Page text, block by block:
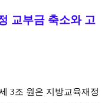
교부금 축소와 고
3조 원은 지방교육재정